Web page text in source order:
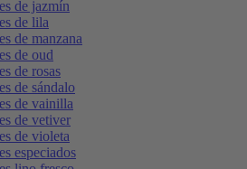
de jazmín
de lila
de manzana
de oud
de rosas
de sándalo
de vainilla
de vetiver
de violeta
especiados